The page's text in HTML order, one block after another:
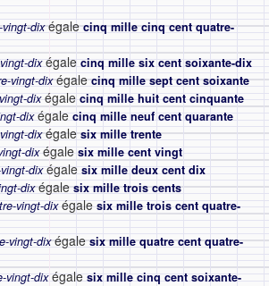
dixégalecinq mille cinq cent quatre-
dixégale cinq mille six cent soixante-dix
vingt-dixégalecinq mille sept cent soixante
dixégale cinq mille huit cent cinquante
dixégale cinq mille neuf cent quarante
dixégalesix mille trente
dixégale six mille cent vingt
dixégale six mille deux cent dix
dixégalesix mille trois cents
vingt-dixégale six mille trois cent quatre-
vingt-dixégalesix mille quatre cent quatre-
vingt-dixégale six mille cinq cent soixante-